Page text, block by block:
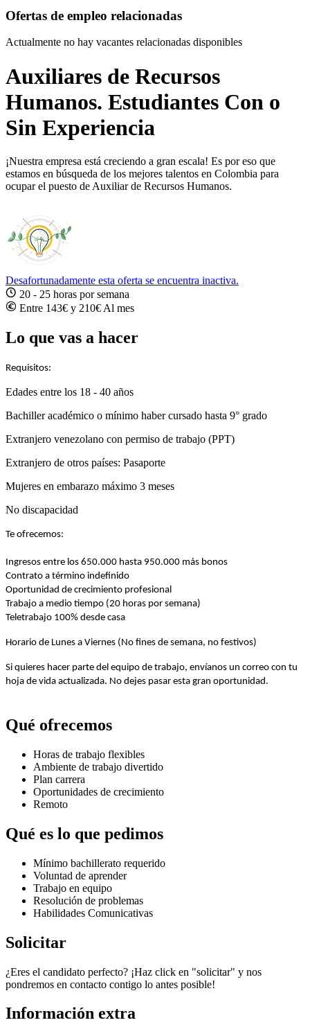
Ofertas de empleo relacionadas
Actualmente no hay vacantes relacionadas disponibles
Auxiliares de Recursos
Humanos. Estudiantes Con o
Sin Experiencia
¡Nuestra empresa está creciendo a gran escala! Es por eso que
estamos en búsqueda de los mejores talentos en Colombia para
ocupar el puesto de Auxiliar de Recursos Humanos.
Desafortunadamente esta oferta se encuentra inactiva.
20 - 25 horas por semana
Entre 143€ y 210€ Al mes
Lo que vas a hacer
Requisitos:
Edades entre los 18 - 40 años
Bachiller académico o mínimo haber cursado hasta 9° grado
Extranjero venezolano con permiso de trabajo (PPT)
Extranjero de otros países: Pasaporte
Mujeres en embarazo máximo 3 meses
No discapacidad
Te ofrecemos:
Ingresos entre los 650.000 hasta 950.000 más bonos
Contrato a término indefinido
Oportunidad de crecimiento profesional
Trabajo a medio tiempo (20 horas por semana)
Teletrabajo 100% desde casa
Horario de Lunes a Viernes (No fines de semana, no festivos)
Si quieres hacer parte del equipo de trabajo, envíanos un correo con tu
hoja de vida actualizada. No dejes pasar esta gran oportunidad.
Qué ofrecemos
Horas de trabajo flexibles
Ambiente de trabajo divertido
Plan carrera
Oportunidades de crecimiento
Remoto
Qué es lo que pedimos
Mínimo bachillerato requerido
Voluntad de aprender
Trabajo en equipo
Resolución de problemas
Habilidades Comunicativas
Solicitar
¿Eres el candidato perfecto? ¡Haz click en "solicitar" y nos
pondremos en contacto contigo lo antes posible!
Información extra